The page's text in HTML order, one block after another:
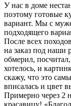
У нас в доме
поэтому готовые
вариант. Мы с
подходящего
После всех
на заказ под наши
обмерил,
хотелось, и
скажу, что это
вписалась и цвет
Примерно через 2
красавицу!